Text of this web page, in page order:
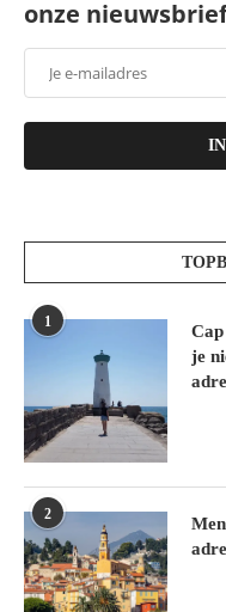
onze
1
Cap
je
2